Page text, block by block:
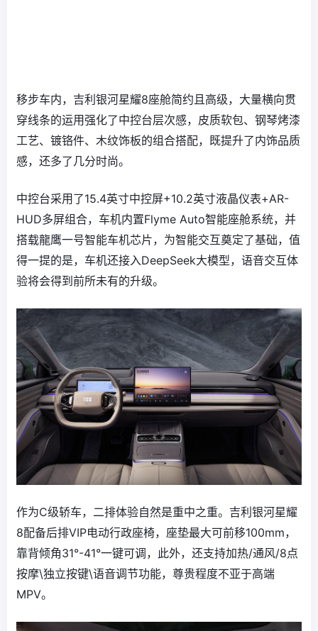
移步车内，吉利银河星耀8座舱简约且高级，大量横向贯
穿线条的运用强化了中控台层次感，皮质软包、钢琴烤漆
工艺、镀铬件、木纹饰板的组合搭配，既提升了内饰品质
感，还多了几分时尚。
中控台采用了15.4英寸中控屏+10.2英寸液晶仪表+AR-
HUD多屏组合，车机内置Flyme Auto智能座舱系统，并
搭载龍鹰一号智能车机芯片，为智能交互奠定了基础，值
得一提的是，车机还接入DeepSeek大模型，语音交互体
验将会得到前所未有的升级。
作为C级轿车，二排体验自然是重中之重。吉利银河星耀
8配备后排VIP电动行政座椅，座垫最大可前移100mm，
靠背倾角31°-41°一键可调，此外，还支持加热/通风/8点
按摩\独立按键\语音调节功能，尊贵程度不亚于高端
MPV。